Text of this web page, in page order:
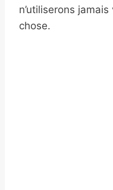
n’utiliserons
chose.